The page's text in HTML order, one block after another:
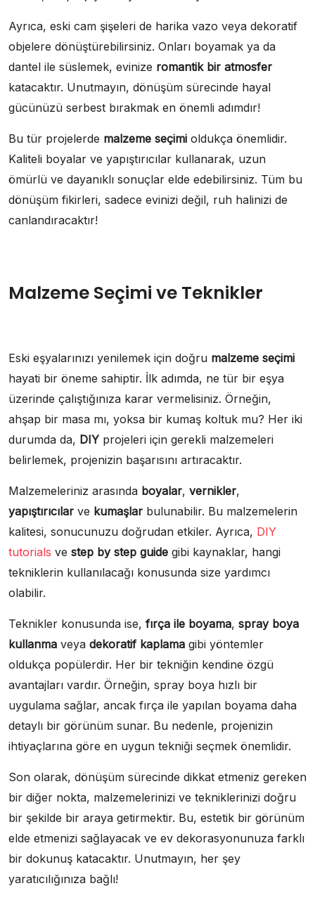
Ayrıca, eski cam şişeleri de harika vazo veya dekoratif
objelere dönüştürebilirsiniz. Onları boyamak ya da
dantel ile süslemek, evinize romantik bir atmosfer
katacaktır. Unutmayın, dönüşüm sürecinde hayal
gücünüzü serbest bırakmak en önemli adımdır!
Bu tür projelerde malzeme seçimi oldukça önemlidir.
Kaliteli boyalar ve yapıştırıcılar kullanarak, uzun
ömürlü ve dayanıklı sonuçlar elde edebilirsiniz. Tüm bu
dönüşüm fikirleri, sadece evinizi değil, ruh halinizi de
canlandıracaktır!
Malzeme Seçimi ve Teknikler
Eski eşyalarınızı yenilemek için doğru malzeme seçimi
hayati bir öneme sahiptir. İlk adımda, ne tür bir eşya
üzerinde çalıştığınıza karar vermelisiniz. Örneğin,
ahşap bir masa mı, yoksa bir kumaş koltuk mu? Her iki
durumda da, DIY projeleri için gerekli malzemeleri
belirlemek, projenizin başarısını artıracaktır.
Malzemeleriniz arasında boyalar, vernikler,
yapıştırıcılar ve kumaşlar bulunabilir. Bu malzemelerin
kalitesi, sonucunuzu doğrudan etkiler. Ayrıca, DIY
tutorials ve step by step guide gibi kaynaklar, hangi
tekniklerin kullanılacağı konusunda size yardımcı
olabilir.
Teknikler konusunda ise, fırça ile boyama, spray boya
kullanma veya dekoratif kaplama gibi yöntemler
oldukça popülerdir. Her bir tekniğin kendine özgü
avantajları vardır. Örneğin, spray boya hızlı bir
uygulama sağlar, ancak fırça ile yapılan boyama daha
detaylı bir görünüm sunar. Bu nedenle, projenizin
ihtiyaçlarına göre en uygun tekniği seçmek önemlidir.
Son olarak, dönüşüm sürecinde dikkat etmeniz gereken
bir diğer nokta, malzemelerinizi ve tekniklerinizi doğru
bir şekilde bir araya getirmektir. Bu, estetik bir görünüm
elde etmenizi sağlayacak ve ev dekorasyonunuza farklı
bir dokunuş katacaktır. Unutmayın, her şey
yaratıcılığınıza bağlı!